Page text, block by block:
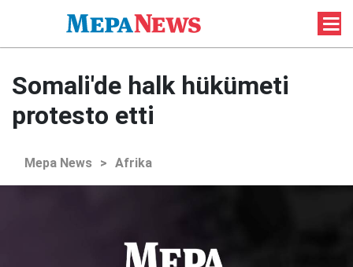
Somali'de halk hükümeti
protesto etti
Mepa News > Afrika